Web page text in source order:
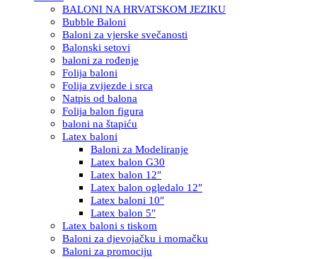
BALONI NA HRVATSKOM JEZIKU
Bubble Baloni
Baloni za vjerske svečanosti
Balonski setovi
baloni za rođenje
Folija baloni
Folija zvijezde i srca
Natpis od balona
Folija balon figura
baloni na štapiću
Latex baloni
Baloni za Modeliranje
Latex balon G30
Latex balon 12″
Latex balon ogledalo 12″
Latex baloni 10″
Latex balon 5″
Latex baloni s tiskom
Baloni za djevojačku i momačku
Baloni za promociju